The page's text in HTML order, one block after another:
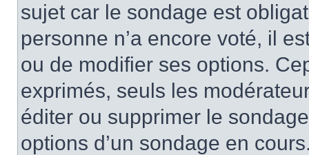
sujet car le sondage est
personne n’a encore voté, il
ou de modifier ses options.
exprimés, seuls les
éditer ou supprimer le
options d’un sondage en